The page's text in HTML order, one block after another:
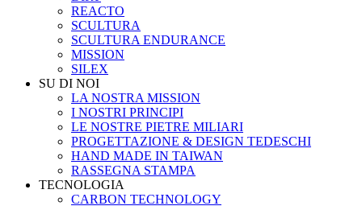
REACTO
SCULTURA
SCULTURA ENDURANCE
MISSION
SILEX
SU DI NOI
LA NOSTRA MISSION
I NOSTRI PRINCIPI
LE NOSTRE PIETRE MILIARI
PROGETTAZIONE & DESIGN TEDESCHI
HAND MADE IN TAIWAN
RASSEGNA STAMPA
TECNOLOGIA
CARBON TECHNOLOGY